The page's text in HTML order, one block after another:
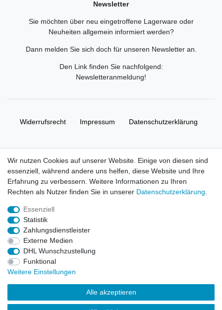
Newsletter
Sie möchten über neu eingetroffene Lagerware oder
Neuheiten allgemein informiert werden?
Dann melden Sie sich doch für unseren Newsletter an.
Den Link finden Sie nachfolgend:
Newsletteranmeldung!
Widerrufs­recht Impressum Daten­schutz­erklärung
© Copyright 2026 | Alle Rechte vorbehalten. HL-
Handelsgesellschaft mbH.
Alle Markennamen, Warenzeichen sowie sämtliche Produktbilder
und Beschreibungen sind Eigentum Ihrer rechtmäßigen
Eigentümer und dienen hier nur der Beschreibung.
Preise nur für registrierte Händler, ansonsten zeigt der Shop 0,00
€
LEGO, das LEGO Logo, die Minifigur, DUPLO, LEGENDS OF
CHIMA, NINJAGO, BIONICLE, MINDSTORMS und MIXELS sind
urheberrechtlich geschützte Markenzeichen der LEGO Gruppe.
Wir nutzen Cookies auf unserer Website. Einige von diesen sind
essenziell, während andere uns helfen, diese Website und Ihre
Erfahrung zu verbessern. Weitere Informationen zu Ihren
Rechten als Nutzer finden Sie in unserer Daten­schutz­erklärung
Essenziell
Statistik
Zahlungsdienstleister
Externe Medien
DHL Wunschzustellung
Funktional
Weitere Einstellungen
Alle akzeptieren